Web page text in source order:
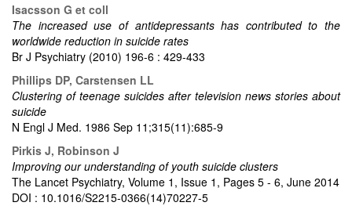
Isacsson G et coll
The increased use of antidepressants has contributed to the
worldwide reduction in suicide rates
Br J Psychiatry (2010) 196-6 : 429-433
Phillips DP, Carstensen LL
Clustering of teenage suicides after television news stories about
suicide
N Engl J Med. 1986 Sep 11;315(11):685-9
Pirkis J, Robinson J
Improving our understanding of youth suicide clusters
The Lancet Psychiatry, Volume 1, Issue 1, Pages 5 - 6, June 2014
DOI : 10.1016/S2215-0366(14)70227-5